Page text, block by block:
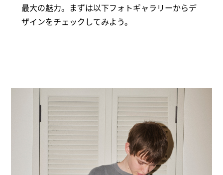
最大の魅力。まずは以下フォトギャラリーからデ
ザインをチェックしてみよう。